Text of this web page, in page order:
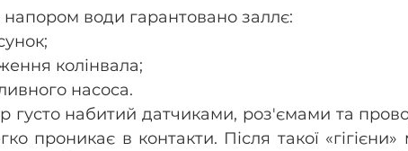
напором води гарантовано заллє:
колінвала;
насоса.
густо набитий датчиками, роз'ємами та
проникає в контакти. Після такої